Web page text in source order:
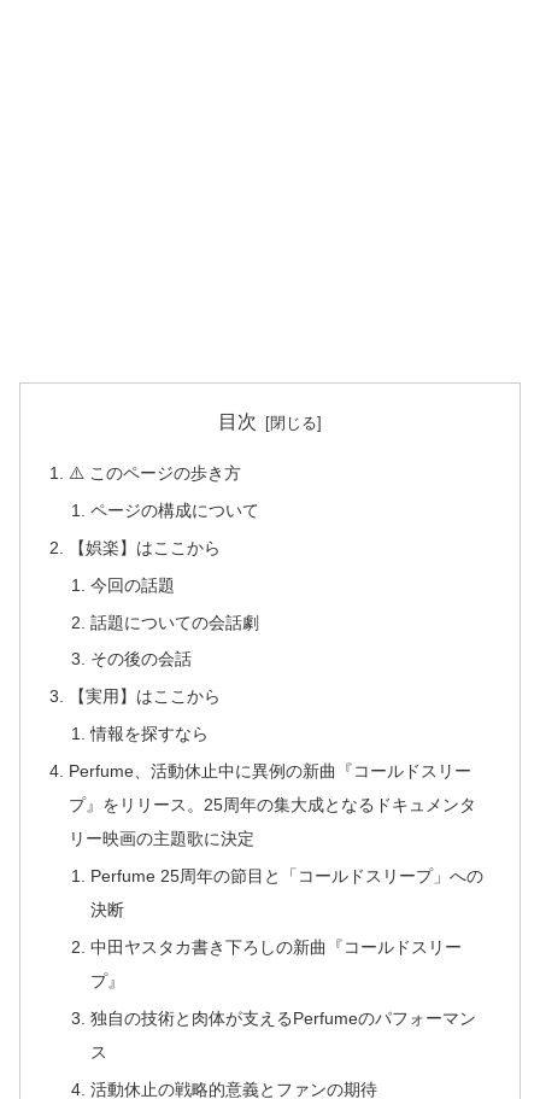
目次
⚠️ このページの歩き方
ページの構成について
【娯楽】はここから
今回の話題
話題についての会話劇
その後の会話
【実用】はここから
情報を探すなら
Perfume、活動休止中に異例の新曲『コールドスリー
プ』をリリース。25周年の集大成となるドキュメンタ
リー映画の主題歌に決定
Perfume 25周年の節目と「コールドスリープ」への
決断
中田ヤスタカ書き下ろしの新曲『コールドスリー
プ』
独自の技術と肉体が支えるPerfumeのパフォーマン
ス
活動休止の戦略的意義とファンの期待